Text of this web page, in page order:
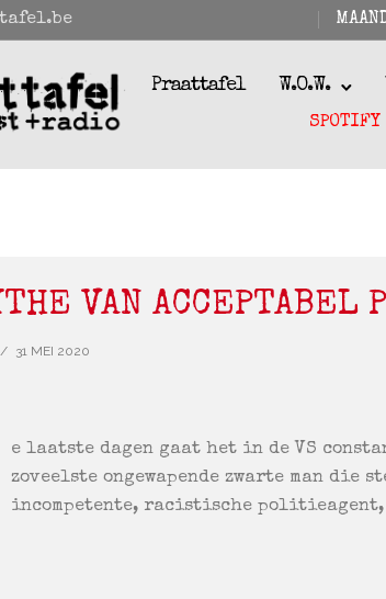
Praattafel W.O.W.
SPOTIFY
VAN ACCEPTABEL
/ 31 MEI 2020
e laatste dagen gaat het in de VS
zoveelste ongewapende zwarte man die
incompetente, racistische